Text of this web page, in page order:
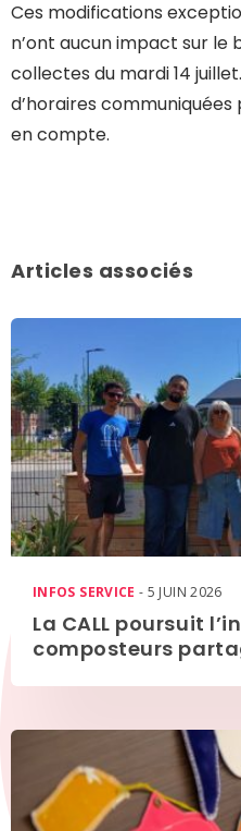
Ces modifications
n’ont aucun impact sur le
collectes du mardi 14
d’horaires
en compte.
Articles associés
INFOS SERVICE- 5 JUIN 2026
La CALL poursuit
composteurs